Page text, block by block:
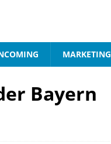
MARKETING
Bayern